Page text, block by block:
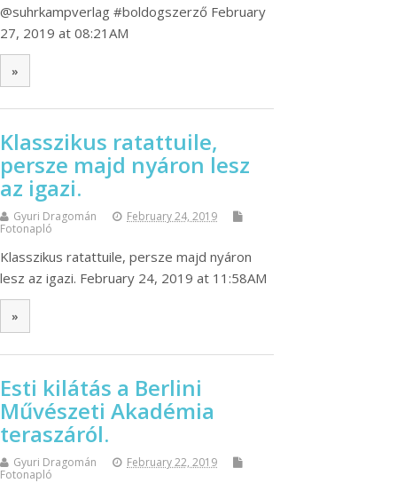
@suhrkampverlag #boldogszerző February
27, 2019 at 08:21AM
»
Klasszikus ratattuile,
persze majd nyáron lesz
az igazi.
Gyuri Dragomán
February 24, 2019
Fotonapló
Klasszikus ratattuile, persze majd nyáron
lesz az igazi. February 24, 2019 at 11:58AM
»
Esti kilátás a Berlini
Művészeti Akadémia
teraszáról.
Gyuri Dragomán
February 22, 2019
Fotonapló